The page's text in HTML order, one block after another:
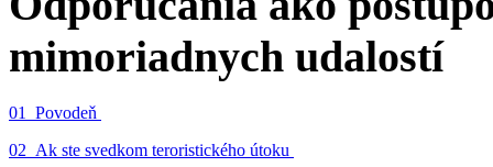
mimoriadnych udalostí
01_Povodeň
02_Ak ste svedkom teroristického útoku